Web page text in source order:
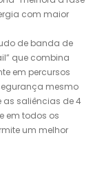
com maior
de banda de
que combina
em percursos
mesmo
as saliências de 4
em todos os
um melhor